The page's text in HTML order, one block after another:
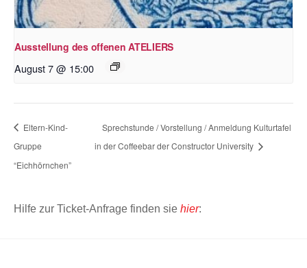
Ausstellung des offenen ATELIERS
August 7 @ 15:00
Eltern-Kind-
Gruppe
“Eichhörnchen”
Sprechstunde / Vorstellung / Anmeldung Kulturtafel
in der Coffeebar der Constructor University
Hilfe zur Ticket-Anfrage finden sie hier: